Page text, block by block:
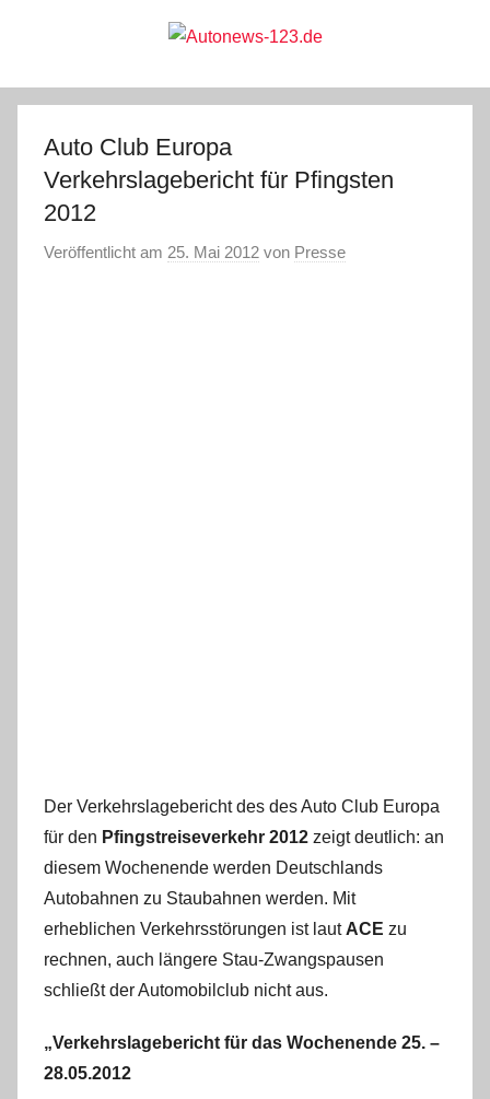
Autonews-
123.de
Auto Club Europa
Verkehrslagebericht für Pfingsten
2012
Veröffentlicht am 25. Mai 2012 von Presse
Der Verkehrslagebericht des des Auto Club Europa
für den Pfingstreiseverkehr 2012 zeigt deutlich: an
diesem Wochenende werden Deutschlands
Autobahnen zu Staubahnen werden. Mit
erheblichen Verkehrsstörungen ist laut ACE zu
rechnen, auch längere Stau-Zwangspausen
schließt der Automobilclub nicht aus.
„Verkehrslagebericht für das Wochenende 25. –
28.05.2012